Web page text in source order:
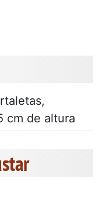
cm de altura